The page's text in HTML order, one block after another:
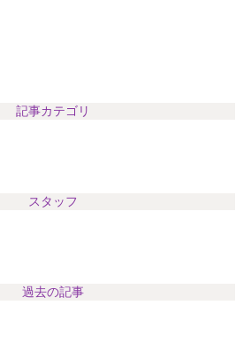
記事カテゴリ
スタッフ
過去の記事